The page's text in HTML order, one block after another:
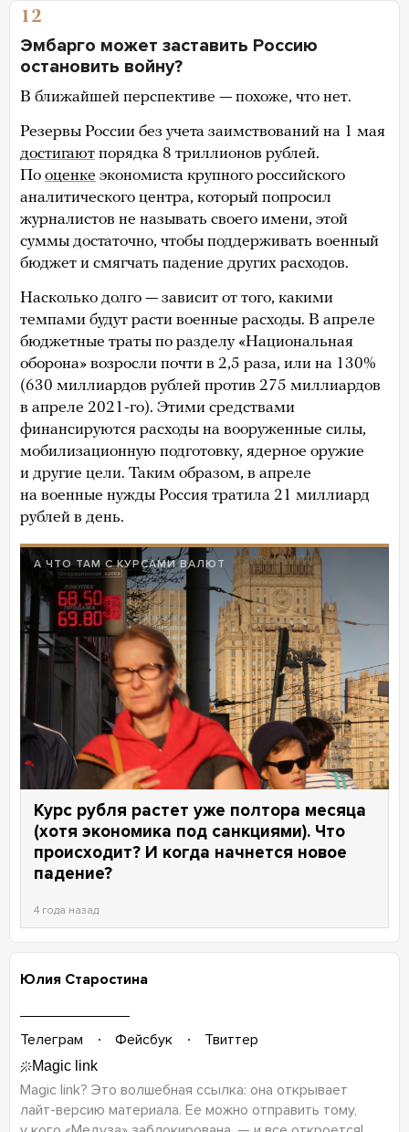
12
Эмбарго может заставить Россию
остановить войну?
В ближайшей перспективе — похоже, что нет.
Резервы России без учета заимствований на 1 мая
достигают порядка 8 триллионов рублей.
По оценке экономиста крупного российского
аналитического центра, который попросил
журналистов не называть своего имени, этой
суммы достаточно, чтобы поддерживать военный
бюджет и смягчать падение других расходов.
Насколько долго — зависит от того, какими
темпами будут расти военные расходы. В апреле
бюджетные траты по разделу «Национальная
оборона» возросли почти в 2,5 раза, или на 130%
(630 миллиардов рублей против 275 миллиардов
в апреле 2021-го). Этими средствами
финансируются расходы на вооруженные силы,
мобилизационную подготовку, ядерное оружие
и другие цели. Таким образом, в апреле
на военные нужды Россия тратила 21 миллиард
рублей в день.
А ЧТО ТАМ С КУРСАМИ ВАЛЮТ
Курс рубля растет уже полтора месяца
(хотя экономика под санкциями). Что
происходит? И когда начнется новое
падение?
4 года назад
Юлия Старостина
Телеграм Фейсбук Твиттер
Magic link? Это волшебная ссылка: она открывает
лайт-версию материала. Ее можно отправить тому,